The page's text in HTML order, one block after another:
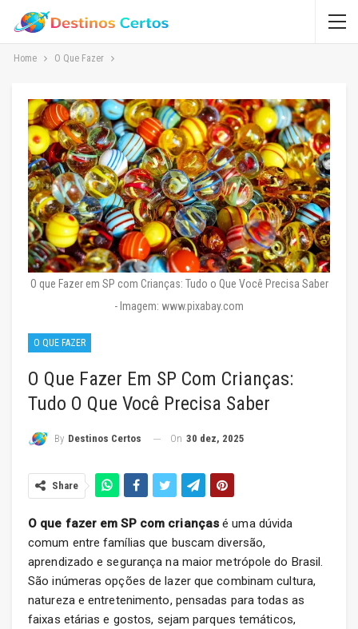
Home O Que Fazer
O que Fazer em SP com Crianças: Tudo o Que Você Precisa Saber
- Imagem: www.pixabay.com
O QUE FAZER
O Que Fazer Em SP Com Crianças:
Tudo O Que Você Precisa Saber
By Destinos Certos On 30 dez, 2025
Share
O que fazer em SP com crianças é uma dúvida
comum entre famílias que buscam diversão,
aprendizado e segurança na maior metrópole do Brasil.
São inúmeras opções de lazer que combinam cultura,
natureza e entretenimento, pensadas para todas as
faixas etárias e gostos, sejam parques temáticos,